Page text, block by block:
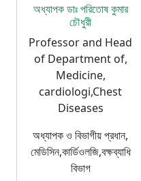
অধ্যাপক ডাঃ পরিতোষ কুমার
চৌধুরী
Professor and Head
of Department of,
Medicine,
cardiologi,Chest
Diseases
অধ্যাপক ও বিভাগীয় প্রধান,
মেডিসিন,কার্ডিওলজি,বক্ষব্যাধি
বিভাগ